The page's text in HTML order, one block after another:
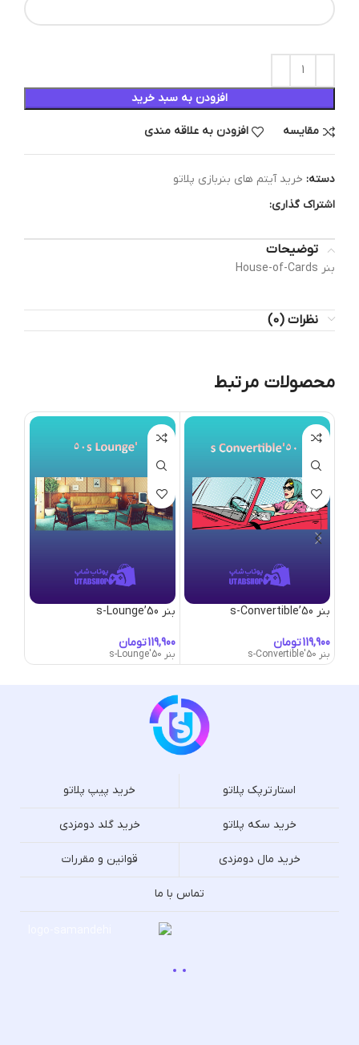
افزودن به سبد خرید
مقایسه افزودن به علاقه مندی
دسته: خرید آیتم های بنربازی پلاتو
اشتراک گذاری:
توضیحات
بنر House-of-Cards
نظرات (0)
محصولات مرتبط
بنر 50’s-Convertible
تومان
بنر 50's-Convertible
بنر 50’s-Lounge
تومان
بنر 50's-Lounge
استارترپک پلاتو خرید پیپ پلاتو
خرید سکه پلاتو خرید گلد دومزدی
خرید مال دومزدی قوانین و مقررات
تماس با ما